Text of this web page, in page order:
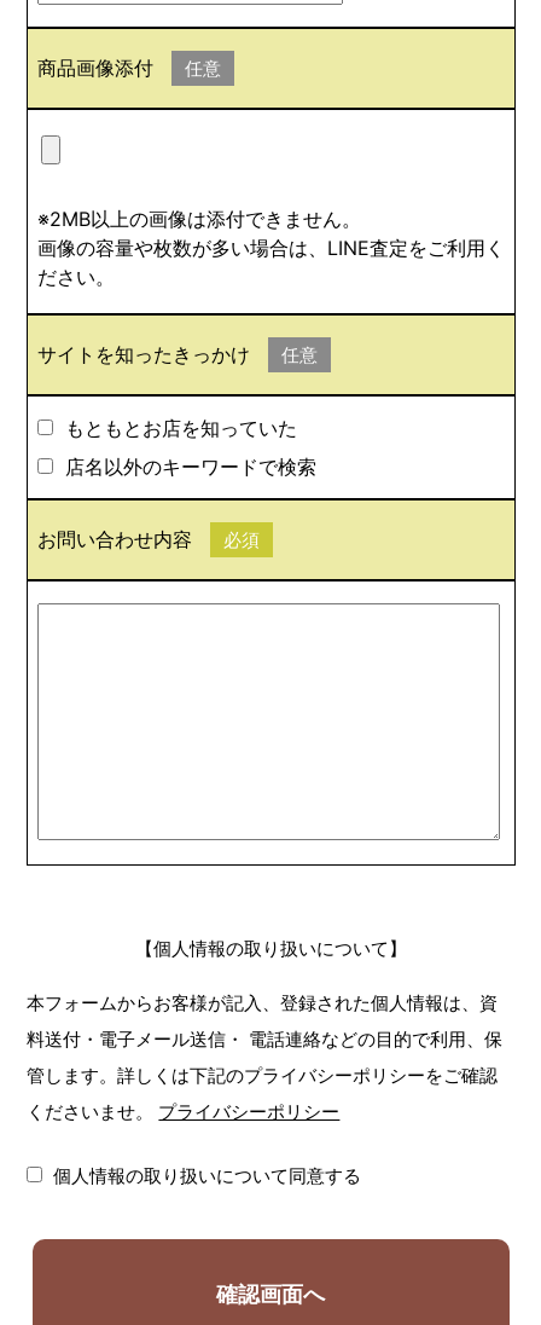
商品画像添付 任意
※2MB以上の画像は添付できません。
画像の容量や枚数が多い場合は、LINE査定をご利用く
ださい。
サイトを知ったきっかけ 任意
もともとお店を知っていた
店名以外のキーワードで検索
お問い合わせ内容 必須
【個人情報の取り扱いについて】
本フォームからお客様が記入、登録された個人情報は、資
料送付・電子メール送信・ 電話連絡などの目的で利用、保
管します。詳しくは下記のプライバシーポリシーをご確認
くださいませ。
プライバシーポリシー
個人情報の取り扱いについて同意する